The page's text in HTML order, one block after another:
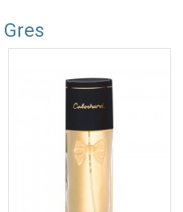
Gres